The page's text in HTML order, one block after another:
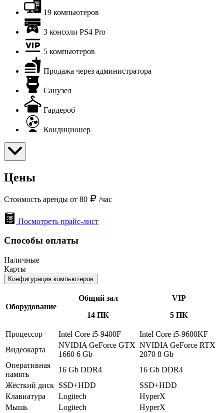
19 компьютеров
3 консоли PS4 Pro
5 компьютеров
Продажа через администратора
Санузел
Гардероб
Кондиционер
Цены
Стоимость аренды от 80 /час
Посмотреть прайс-лист
Способы оплаты
Наличные
Карты
Конфигурация компьютеров
Оборудование
Общий зал
14 ПК
VIP
5 ПК
Процессор Intel Core i5-9400F
Intel Core i5-9600KF
Видеокарта
NVIDIA GeForce GTX
1660 6 Gb
NVIDIA GeForce RTX
2070 8 Gb
Оперативная
память
16 Gb DDR4
16 Gb DDR4
Жёсткий диск SSD+HDD
SSD+HDD
Клавиатура
Logitech
HyperX
Мышь
Logitech
HyperX